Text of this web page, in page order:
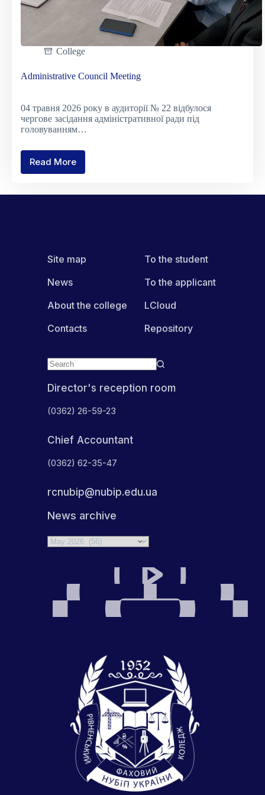
College
Administrative Council Meeting
04 травня 2026 року в аудиторії № 22 відбулося
чергове засідання адміністративної ради під
головуванням…
Read MoreAdministrative
Director's reception room
(0362) 26-59-23
Chief Accountant
(0362) 62-35-47
rcnubip@nubip.edu.ua
News archive
Archives
Site map
News
About the college
Contacts
To the student
To the applicant
LCloud
Repository